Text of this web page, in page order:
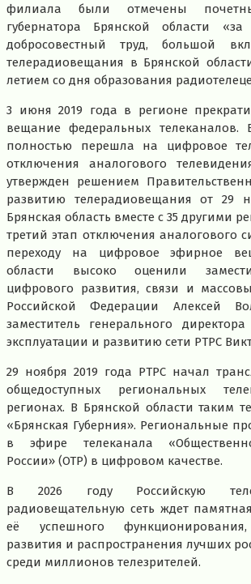
филиала были отмечены
губернатора Брянской области
добросовестный труд, большой
телерадиовещания в Брянской
летием со дня образования
3 июня 2019 года в регионе
вещание федеральных телеканалов.
полностью перешла на цифровое
отключения аналогового
утвержден решением
развитию телерадиовещания от 29
Брянская область вместе с 35 другими
третий этап отключения аналогового
переходу на цифровое эфирное
области высоко оценили
цифрового развития, связи и
Российской Федерации Алексей
заместитель генерального
эксплуатации и развитию сети РТРС
29 ноября 2019 года РТРС начал
общедоступных региональных
регионах. В Брянской области таким
«Брянская Губерния». Региональные
в эфире телеканала
России» (ОТР) в цифровом качестве.
В 2026 году Российскую
радиовещательную сеть ждет
её успешного
развития и распространения лучших
среди миллионов телезрителей.